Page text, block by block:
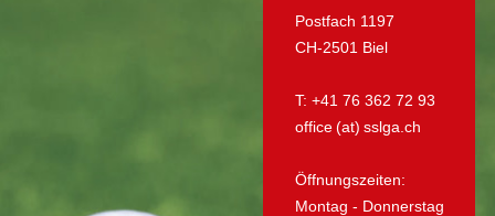
Postfach 1197
CH-2501 Biel
T: +41 76 362 72 93
office (at) sslga.ch
Öffnungszeiten:
Montag - Donnerstag